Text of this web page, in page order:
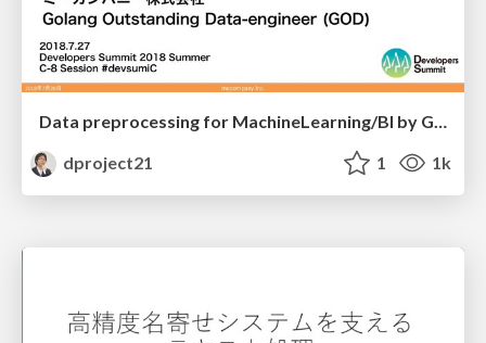
Data preprocessing for MachineLearning/BI by Golang and MySQL UDF
dproject21
1 1k